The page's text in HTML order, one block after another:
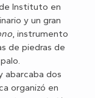
Instituto en
y un gran
, instrumento
de piedras de
abarcaba dos
organizó en